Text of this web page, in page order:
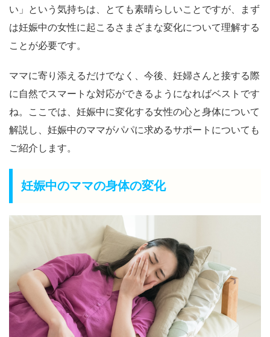
い」という気持ちは、とても素晴らしいことですが、まず
は妊娠中の女性に起こるさまざまな変化について理解する
ことが必要です。
ママに寄り添えるだけでなく、今後、妊婦さんと接する際
に自然でスマートな対応ができるようになればベストです
ね。ここでは、妊娠中に変化する女性の心と身体について
解説し、妊娠中のママがパパに求めるサポートについても
ご紹介します。
妊娠中のママの身体の変化